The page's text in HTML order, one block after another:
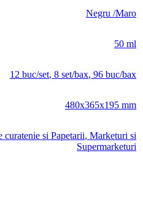
Negru /Maro
50 ml
12 buc/set, 8 set/bax, 96 buc/bax
480x365x195 mm
curatenie si Papetarii, Marketuri si
Supermarketuri